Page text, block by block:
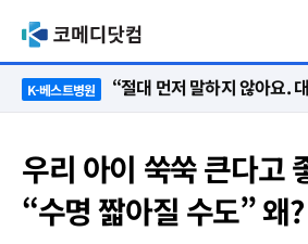
K-베스트병원
우리 아이 쑥쑥 큰다고
“수명 짧아질 수도” 왜?